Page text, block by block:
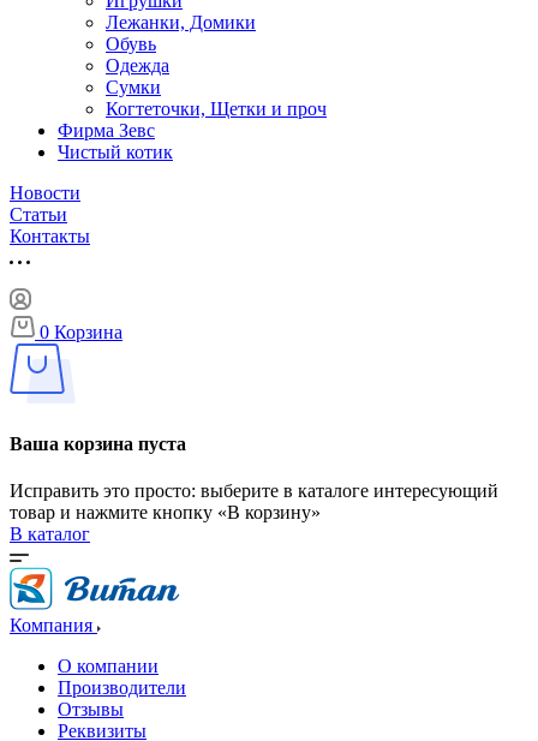
Лежанки, Домики
Обувь
Одежда
Сумки
Когтеточки, Щетки и проч
Фирма Зевс
Чистый котик
Новости
Статьи
Контакты
0 Корзина
Ваша корзина пуста
Исправить это просто: выберите в каталоге интересующий
товар и нажмите кнопку «В корзину»
В каталог
Компания
О компании
Производители
Отзывы
Реквизиты